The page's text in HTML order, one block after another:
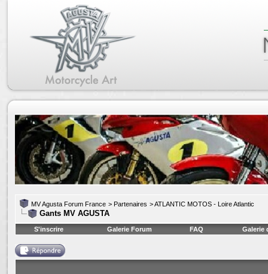
MV Agusta Forum France > Partenaires >ATLANTIC MOTOS - Loire Atlantic
Gants MV AGUSTA
S'inscrire Galerie Forum FAQ Galerie